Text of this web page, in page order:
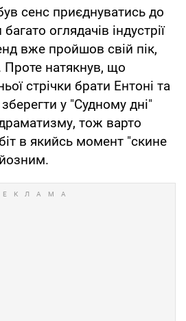
сенс приєднуватись до
оглядачів індустрії
вже пройшов свій пік,
Проте натякнув, що
стрічки брати Ентоні та
у "Судному дні"
тож варто
в якийсь момент "скине